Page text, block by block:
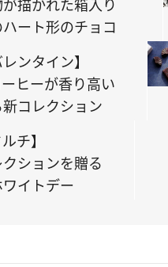
描かれた箱入り
ート形のチョコ
ンタイン】
ヒーが香り高い
コレクション
チ】
ションを贈る
イトデー